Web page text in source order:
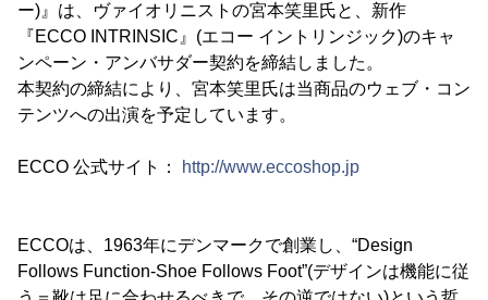
ー)』は、ヴァイオリニストの宮本笑里氏と、新作
『ECCO INTRINSIC』(エコー イントリンジック)のキャ
ンペーン・アンバサダー契約を締結しました。
本契約の締結により、宮本笑里氏は当商品のウェブ・コン
テンツへの出演を予定しています。
ECCO 公式サイト： http://www.eccoshop.jp
ECCOは、1963年にデンマークで創業し、“Design
Follows Function-Shoe Follows Foot”(デザインは機能に従